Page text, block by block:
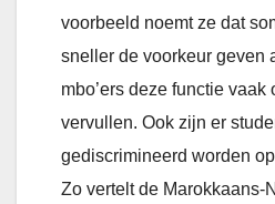
voorbeeld noemt ze dat
sneller de voorkeur geven
mbo’ers deze functie vaak
vervullen. Ook zijn er
gediscrimineerd worden
Zo vertelt de Marokkaans-